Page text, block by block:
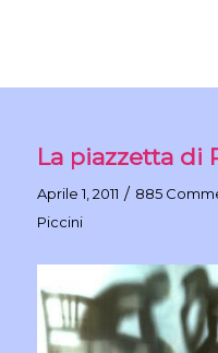
La piazzetta di
Aprile 1, 2011 / 885
Piccini